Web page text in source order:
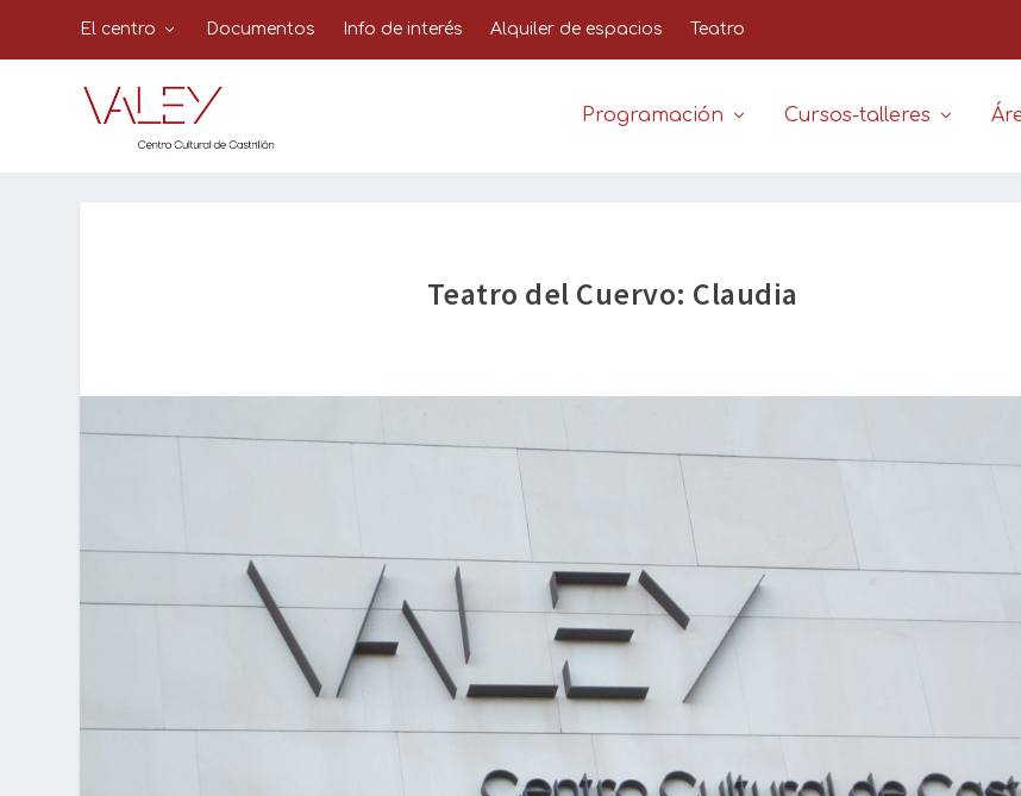
El centro Documentos Info de interés Alquiler de espacios Teatro
Programación Cursos-talleres
Teatro del Cuervo: Claudia